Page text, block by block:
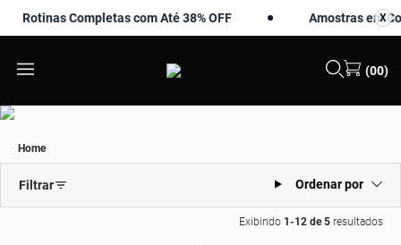
X
Rotinas Completas com Até 38% OFF Amostras em
X
(00)
Home
Filtrar Ordenar por
Exibindo 1-12 de 5 resultados